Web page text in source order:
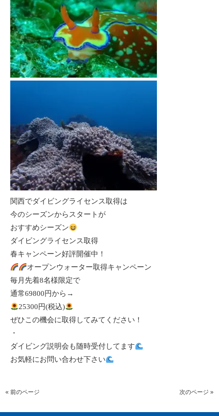
関西でダイビングライセンス取得は
今のシーズンからスタートが
おすすめシーズン
ダイビングライセンス取得
春キャンペーン好評開催中！
オープンウォーター取得キャンペーン
毎月先着8名様限定で
通常69800円から →
25300円(税込)
ぜひこの機会に取得してみてください！
・
ダイビング説明会も随時受付してます
お気軽にお問い合わせ下さい
« 前のページ 次のページ »